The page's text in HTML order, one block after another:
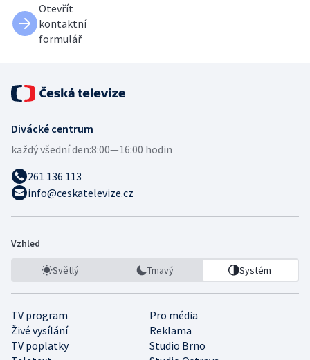
Otevřít
kontaktní
formulář
Divácké centrum
každý všední den:8:00—16:00 hodin
261 136 113
info@ceskatelevize.cz
Vzhled
Světlý Tmavý Systém
TV program
Pro média
Živé vysílání
Reklama
TV poplatky
Studio Brno